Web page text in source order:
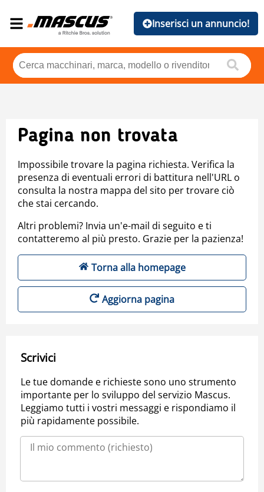
Inserisci un annuncio!
Pagina non trovata
Impossibile trovare la pagina richiesta. Verifica la
presenza di eventuali errori di battitura nell'URL o
consulta la nostra mappa del sito per trovare ciò
che stai cercando.
Altri problemi? Invia un'e-mail di seguito e ti
contatteremo al più presto. Grazie per la pazienza!
Torna alla homepage
Aggiorna pagina
Scrivici
Le tue domande e richieste sono uno strumento
importante per lo sviluppo del servizio Mascus.
Leggiamo tutti i vostri messaggi e rispondiamo il
più rapidamente possibile.